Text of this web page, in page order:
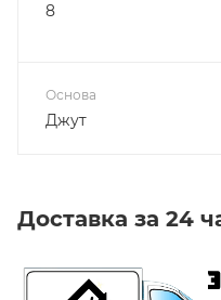
8
Основа
Джут
Доставка за 24